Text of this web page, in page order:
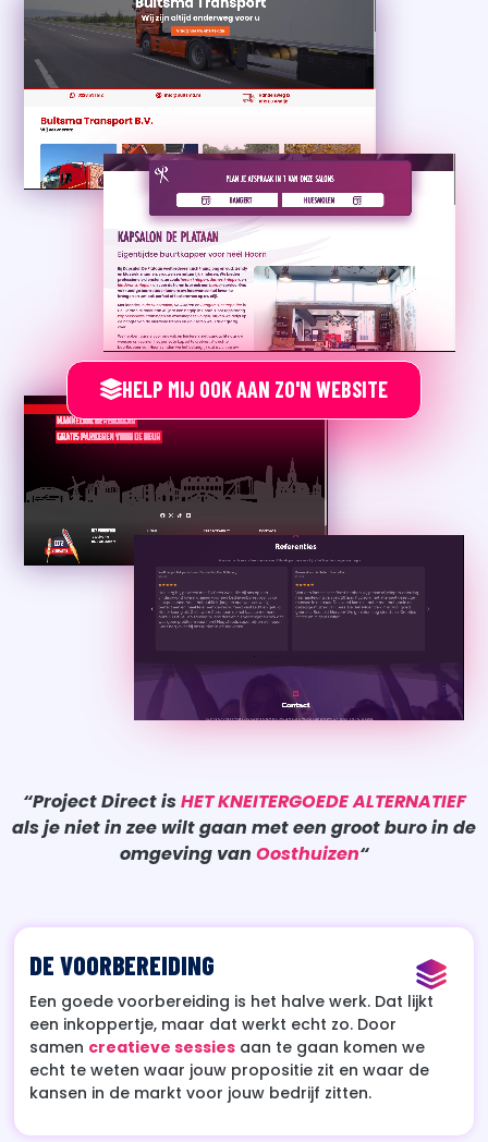
HELP MIJ OOK AAN ZO'N WEBSITE
“Project Direct isHET KNEITERGOEDE ALTERNATIEF
als je niet in zee wilt gaan met een groot buro in de
omgeving van Oosthuizen“
DE VOORBEREIDING
Een goede voorbereiding is het halve werk. Dat lijkt
een inkoppertje, maar dat werkt echt zo. Door
samen creatieve sessiesaan te gaan komen we
echt te weten waar jouw propositie zit en waar de
kansen in de markt voor jouw bedrijf zitten.